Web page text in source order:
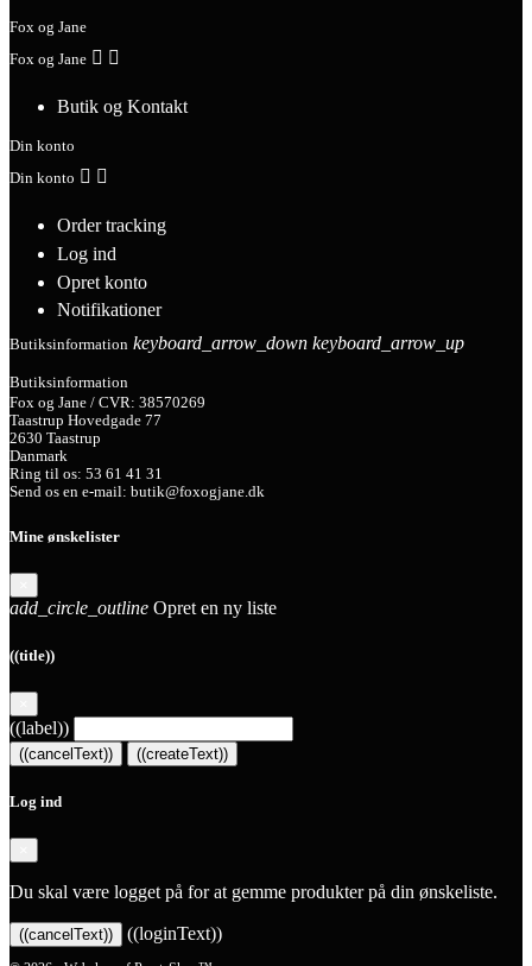
Fox og Jane
Fox og Jane  
Butik og Kontakt
Din konto
Din konto  
Order tracking
Log ind
Opret konto
Notifikationer
Butiksinformation keyboard_arrow_down keyboard_arrow_up
Butiksinformation
Fox og Jane / CVR: 38570269
Taastrup Hovedgade 77
2630 Taastrup
Danmark
Ring til os: 53 61 41 31
Send os en e-mail: butik@foxogjane.dk
Mine ønskelister
add_circle_outline Opret en ny liste
((title))
((label))
((cancelText)) ((createText))
Log ind
Du skal være logget på for at gemme produkter på din ønskeliste.
((cancelText)) ((loginText))